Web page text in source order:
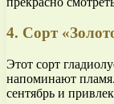
4. Сорт
Этот сорт
напоминают
сентябрь и